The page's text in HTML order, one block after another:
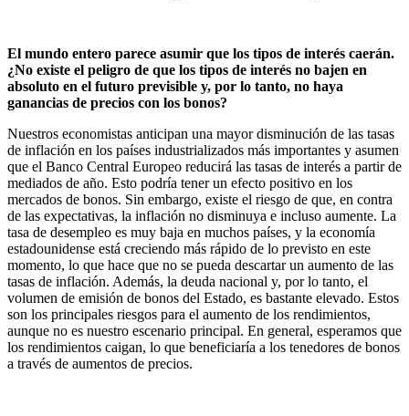
El mundo entero parece asumir que los tipos de interés caerán.
¿No existe el peligro de que los tipos de interés no bajen en
absoluto en el futuro previsible y, por lo tanto, no haya
ganancias de precios con los bonos?
Nuestros economistas anticipan una mayor disminución de las tasas
de inflación en los países industrializados más importantes y asumen
que el Banco Central Europeo reducirá las tasas de interés a partir de
mediados de año. Esto podría tener un efecto positivo en los
mercados de bonos. Sin embargo, existe el riesgo de que, en contra
de las expectativas, la inflación no disminuya e incluso aumente. La
tasa de desempleo es muy baja en muchos países, y la economía
estadounidense está creciendo más rápido de lo previsto en este
momento, lo que hace que no se pueda descartar un aumento de las
tasas de inflación. Además, la deuda nacional y, por lo tanto, el
volumen de emisión de bonos del Estado, es bastante elevado. Estos
son los principales riesgos para el aumento de los rendimientos,
aunque no es nuestro escenario principal. En general, esperamos que
los rendimientos caigan, lo que beneficiaría a los tenedores de bonos
a través de aumentos de precios.